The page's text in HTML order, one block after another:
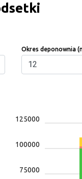
Okres deponownia
75000
100000
125000